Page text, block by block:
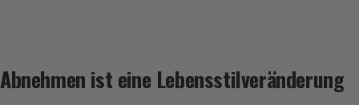
Abnehmen ist eine Lebensstilveränderung